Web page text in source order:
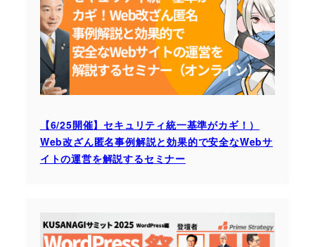
【6/25開催】セキュリティ統一基準がカギ！）
Web改ざん匿名事例解説と効果的で安全なWebサ
イトの運営を解説するセミナー